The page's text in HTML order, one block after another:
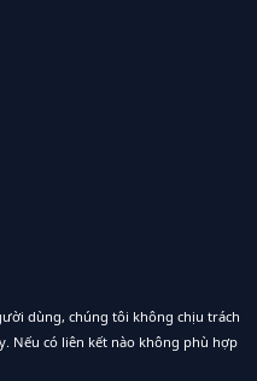
dùng, chúng tôi không chịu trách
Nếu có liên kết nào không phù hợp